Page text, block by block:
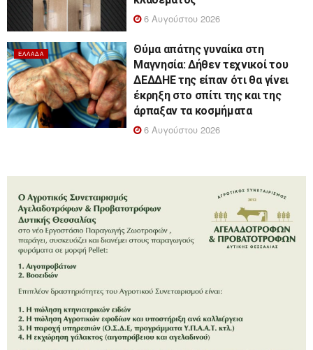
6 Αυγούστου 2026
ΕΛΛΆΔΑ
Θύμα απάτης γυναίκα στη
Μαγνησία: Δήθεν τεχνικοί του
ΔΕΔΔΗΕ της είπαν ότι θα γίνει
έκρηξη στο σπίτι της και της
άρπαξαν τα κοσμήματα
6 Αυγούστου 2026